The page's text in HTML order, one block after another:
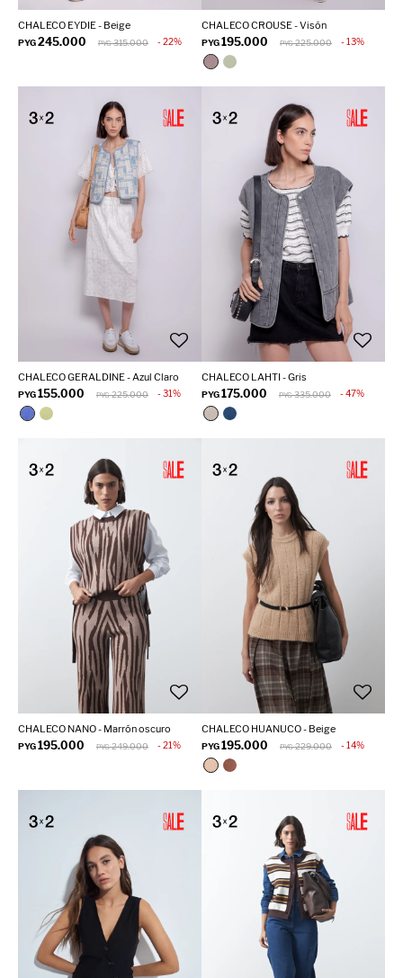
CHALECO EYDIE - Beige
PYG245.000 PYG 315.000 22
CHALECO CROUSE - Visón
PYG195.000 PYG 225.000 13
CHALECO GERALDINE - Azul Claro
PYG155.000 PYG 225.000 31
CHALECO LAHTI - Gris
PYG175.000 PYG 335.000 47
CHALECO NANO - Marrón oscuro
PYG195.000 PYG 249.000 21
CHALECO HUANUCO - Beige
PYG195.000 PYG 229.000 14